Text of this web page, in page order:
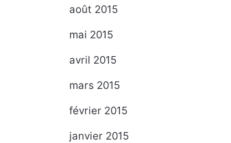
août 2015
mai 2015
avril 2015
mars 2015
février 2015
janvier 2015